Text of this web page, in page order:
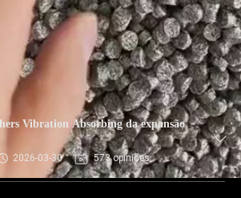
Vibration Absorbing da expansão
2026-03-30 573 opiniões